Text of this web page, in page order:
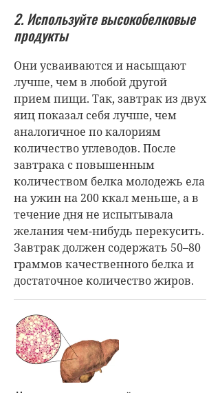
2. Используйте высокобелковые
продукты
Они усваиваются и насыщают
лучше, чем в любой другой
прием пищи. Так, завтрак из двух
яиц показал себя лучше, чем
аналогичное по калориям
количество углеводов. После
завтрака с повышенным
количеством белка молодежь ела
на ужин на 200 ккал меньше, а в
течение дня не испытывала
желания чем-нибудь перекусить.
Завтрак должен содержать 50–80
граммов качественного белка и
достаточное количество жиров.